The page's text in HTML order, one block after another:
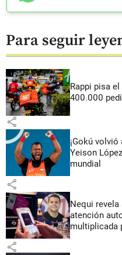
Para seguir
Rappi pisa
400.000
share
¡Gokú
Yeison
mundial
share
Nequi
atención
multiplicada
share